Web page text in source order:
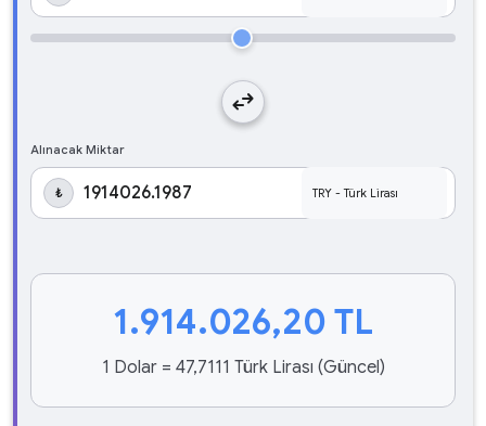
swap_horiz
Alınacak Miktar
₺
1.914.026,20 TL
1 Dolar = 47,7111 Türk Lirası (Güncel)